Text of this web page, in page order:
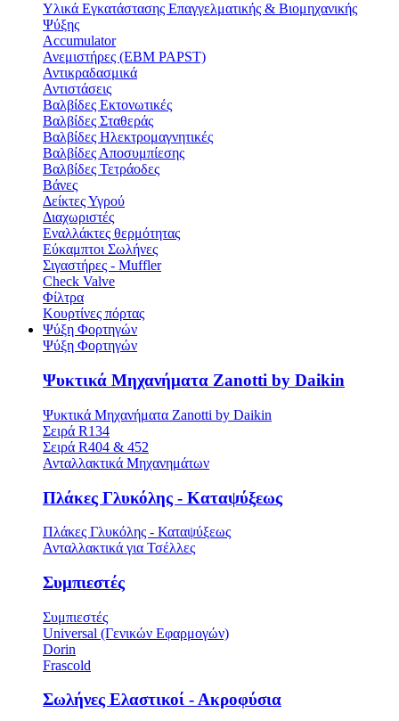
Υλικά Εγκατάστασης Επαγγελματικής & Βιομηχανικής
Ψύξης
Accumulator
Ανεμιστήρες (ΕΒΜ PAPST)
Αντικραδασμικά
Αντιστάσεις
Βαλβίδες Εκτονωτικές
Βαλβίδες Σταθεράς
Βαλβίδες Ηλεκτρομαγνητικές
Βαλβίδες Αποσυμπίεσης
Βαλβίδες Τετράοδες
Βάνες
Δείκτες Υγρού
Διαχωριστές
Εναλλάκτες θερμότητας
Εύκαμπτοι Σωλήνες
Σιγαστήρες - Muffler
Check Valve
Φίλτρα
Κουρτίνες πόρτας
Ψύξη Φορτηγών
Ψύξη Φορτηγών
Ψυκτικά Μηχανήματα Zanotti by Daikin
Ψυκτικά Μηχανήματα Zanotti by Daikin
Σειρά R134
Σειρά R404 & 452
Ανταλλακτικά Μηχανημάτων
Πλάκες Γλυκόλης - Καταψύξεως
Πλάκες Γλυκόλης - Καταψύξεως
Ανταλλακτικά για Τσέλλες
Συμπιεστές
Συμπιεστές
Universal (Γενικών Εφαρμογών)
Dorin
Frascold
Σωλήνες Ελαστικοί - Ακροφύσια